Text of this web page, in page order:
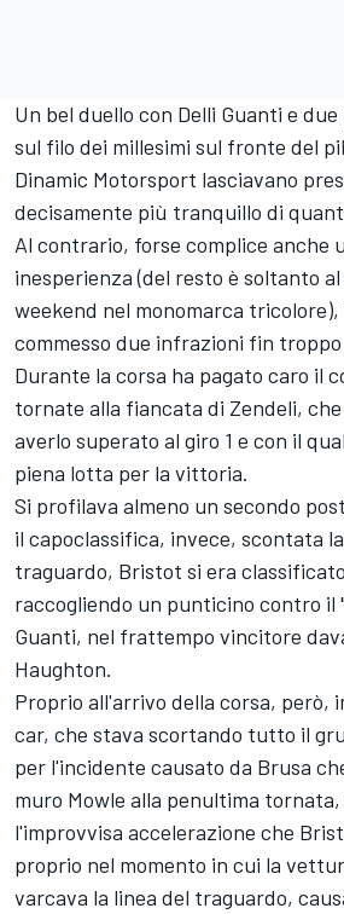
Un bel duello con Delli Guanti e
sul filo dei millesimi sul fronte del
Dinamic Motorsport lasciavano
decisamente più tranquillo di
Al contrario, forse complice anche
inesperienza (del resto è soltanto
weekend nel monomarca
commesso due infrazioni fin
Durante la corsa ha pagato caro il
tornate alla fiancata di Zendeli,
averlo superato al giro 1 e con il
piena lotta per la vittoria.
Si profilava almeno un secondo
il capoclassifica, invece, scontata
traguardo, Bristot si era
raccogliendo un punticino contro il
Guanti, nel frattempo vincitore
Haughton.
Proprio all'arrivo della corsa, però,
car, che stava scortando tutto il
per l'incidente causato da Brusa
muro Mowle alla penultima
l'improvvisa accelerazione che
proprio nel momento in cui la
varcava la linea del traguardo,